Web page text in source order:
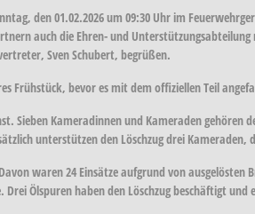
den 01.02.2026 um 09:30 Uhr im
auch die Ehren- und
Sven Schubert, begrüßen.
Frühstück, bevor es mit dem offiziellen Teil
Sieben Kameradinnen und Kameraden gehören
unterstützen den Löschzug drei
waren 24 Einsätze aufgrund von
Ölspuren haben den Löschzug beschäftigt und